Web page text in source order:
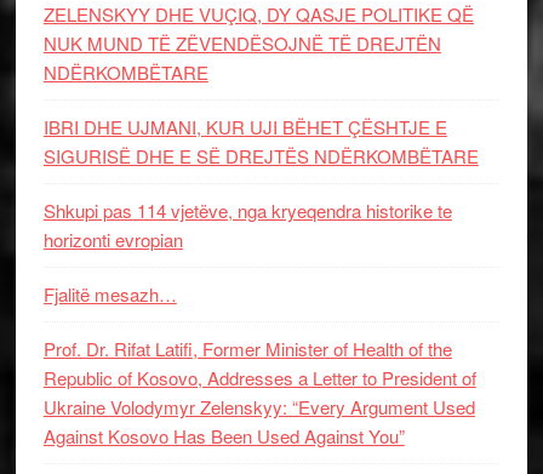
ZELENSKYY DHE VUÇIQ, DY QASJE POLITIKE QË
NUK MUND TË ZËVENDËSOJNË TË DREJTËN
NDËRKOMBËTARE
IBRI DHE UJMANI, KUR UJI BËHET ÇËSHTJE E
SIGURISË DHE E SË DREJTËS NDËRKOMBËTARE
Shkupi pas 114 vjetëve, nga kryeqendra historike te
horizonti evropian
Fjalitë mesazh…
Prof. Dr. Rifat Latifi, Former Minister of Health of the
Republic of Kosovo, Addresses a Letter to President of
Ukraine Volodymyr Zelenskyy: “Every Argument Used
Against Kosovo Has Been Used Against You”